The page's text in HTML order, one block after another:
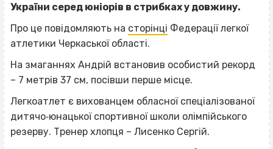
України серед юніорів в стрибках у довжину.
Про це повідомляють на сторінці Федерації легкої
атлетики Черкаської області.
На змаганнях Андрій встановив особистий рекорд
– 7 метрів 37 см, посівши перше місце.
Легкоатлет є вихованцем обласної спеціалізованої
дитячо‐юнацької спортивної школи олімпійського
резерву. Тренер хлопця – Лисенко Сергій.